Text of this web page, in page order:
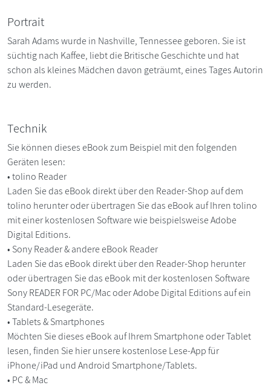
Portrait
Sarah Adams wurde in Nashville, Tennessee geboren. Sie ist
süchtig nach Kaffee, liebt die Britische Geschichte und hat
schon als kleines Mädchen davon geträumt, eines Tages Autorin
zu werden.
Technik
Sie können dieses eBook zum Beispiel mit den folgenden
Geräten lesen:
• tolino Reader
Laden Sie das eBook direkt über den Reader-Shop auf dem
tolino herunter oder übertragen Sie das eBook auf Ihren tolino
mit einer kostenlosen Software wie beispielsweise Adobe
Digital Editions.
• Sony Reader & andere eBook Reader
Laden Sie das eBook direkt über den Reader-Shop herunter
oder übertragen Sie das eBook mit der kostenlosen Software
Sony READER FOR PC/Mac oder Adobe Digital Editions auf ein
Standard-Lesegeräte.
• Tablets & Smartphones
Möchten Sie dieses eBook auf Ihrem Smartphone oder Tablet
lesen, finden Sie hier unsere kostenlose Lese-App für
iPhone/iPad und Android Smartphone/Tablets.
• PC & Mac